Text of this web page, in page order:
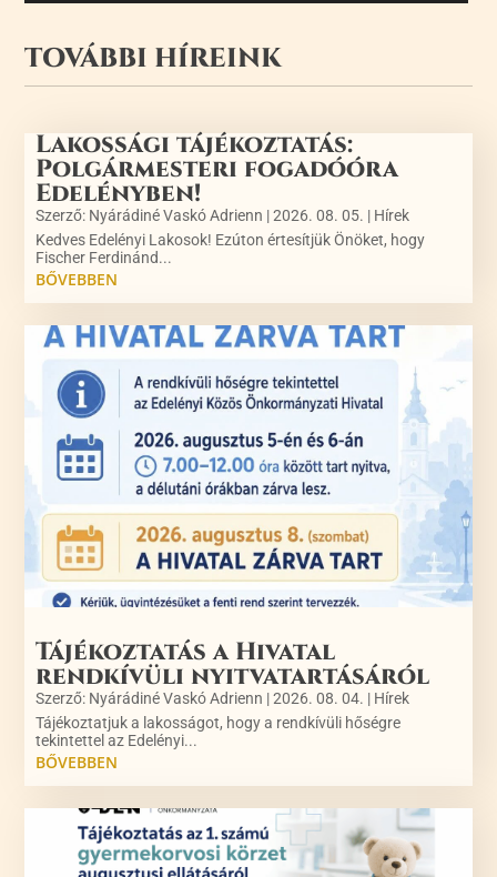
TOVÁBBI HÍREINK
Lakossági tájékoztatás:
Polgármesteri fogadóóra
Edelényben!
Szerző: Nyárádiné Vaskó Adrienn |2026. 08. 05. | Hírek
Kedves Edelényi Lakosok! Ezúton értesítjük Önöket, hogy
Fischer Ferdinánd...
BŐVEBBEN
Tájékoztatás a Hivatal
rendkívüli nyitvatartásáról
Szerző: Nyárádiné Vaskó Adrienn |2026. 08. 04. | Hírek
Tájékoztatjuk a lakosságot, hogy a rendkívüli hőségre
tekintettel az Edelényi...
BŐVEBBEN